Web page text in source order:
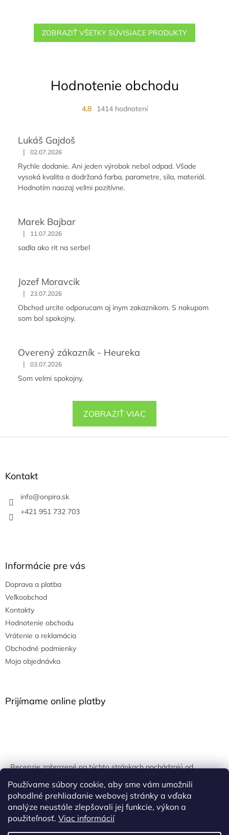
Používame súbory cookie, aby sme vám umožnili
pohodlné prehliadanie webovej stránky a vďaka
analýze neustále zlepšovali jej funkcie, výkon a
použiteľnosť. Viac informácií
ZOBRAZIŤ VŠETKY SÚVISIACE PRODUKTY
Hodnotenie obchodu
4,8 1414 hodnotení
Lukáš Gajdoš
| 02.07.2026
Rychle dodanie. Ani jeden výrobok nebol odpad. Všade
vysoká kvalita a dodržaná farba, parametre, sila, materiál.
Hodnotím naozaj veľmi pozitívne.
Marek Bajbar
| 11.07.2026
sadla ako rit na serbel
Jozef Moravcik
| 23.07.2026
Obchod urcite odporucam aj inym zakaznikom. S nakupom
som bol spokojny.
Overený zákazník - Heureka
| 03.07.2026
Som velmi spokojny.
ZOBRAZIŤ VIAC
Z
Kontakt
info@onpira.sk
+421 951 732 703
Informácie pre vás
Doprava a platba
Veľkoobchod
Kontakty
Hodnotenie obchodu
Vrátenie a reklamácia
Obchodné podmienky
Moja objednávka
Prijímame online platby
Recenzie zobrazené na týchto stránkach pochádzajú od
unikátnych kľúčov generovaných na základe údajov z
uskutočnenej objednávky.